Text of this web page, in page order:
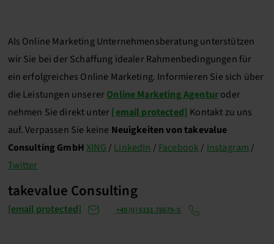
Als Online Marketing Unternehmensberatung unterstützen
wir Sie bei der Schaffung idealer Rahmenbedingungen für
ein erfolgreiches Online Marketing. Informieren Sie sich über
die Leistungen unsererOnline Marketing Agenturoder
nehmen Sie direkt unter[email protected] Kontakt zu uns
auf. Verpassen Sie keine Neuigkeiten von takevalue
Consulting GmbHXING / LinkedIn / Facebook/ Instagram /
Twitter
takevalue Consulting
[email protected] +49 (0) 6151 78679-0